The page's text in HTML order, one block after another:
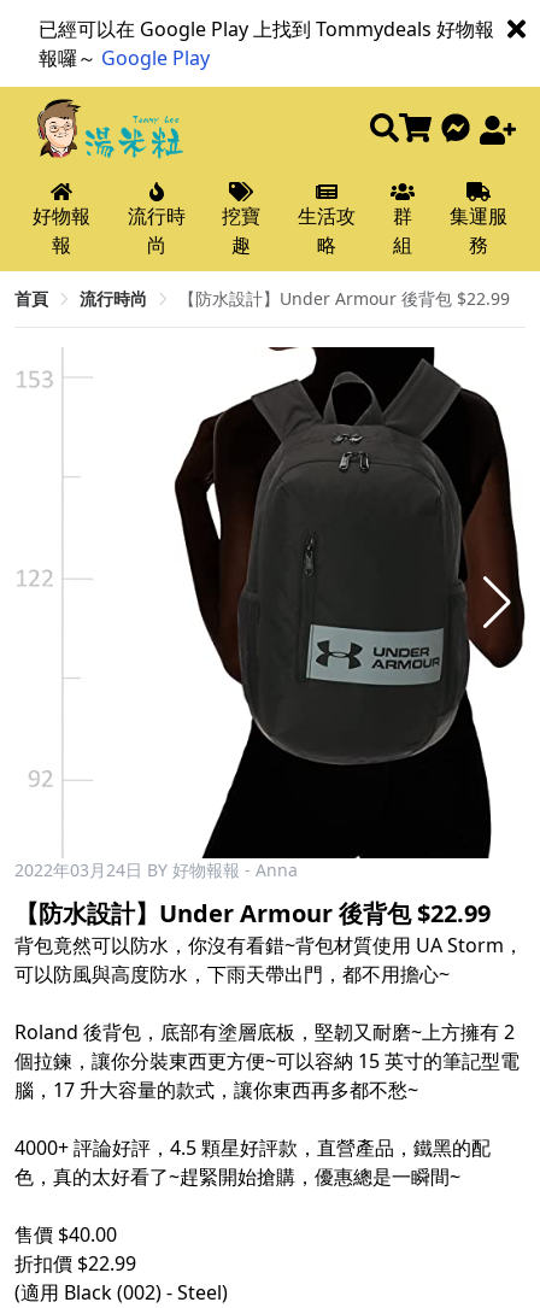
已經可以在 Google Play 上找到 Tommydeals 好物報
報囉～ Google Play
好物報
報
流行時
尚
挖寶
趣
生活攻
略
群
組
集運服
務
首頁 流行時尚 【防水設計】Under Armour 後背包 $22.99
2022年03月24日 BY 好物報報 - Anna
【防水設計】Under Armour 後背包 $22.99
背包竟然可以防水，你沒有看錯~背包材質使用 UA Storm，
可以防風與高度防水，下雨天帶出門，都不用擔心~
Roland 後背包，底部有塗層底板，堅韌又耐磨~上方擁有 2
個拉鍊，讓你分裝東西更方便~可以容納 15 英寸的筆記型電
腦，17 升大容量的款式，讓你東西再多都不愁~
4000+ 評論好評，4.5 顆星好評款，直營產品，鐵黑的配
色，真的太好看了~趕緊開始搶購，優惠總是一瞬間~
售價 $40.00
折扣價 $22.99
(適用 Black (002) - Steel)